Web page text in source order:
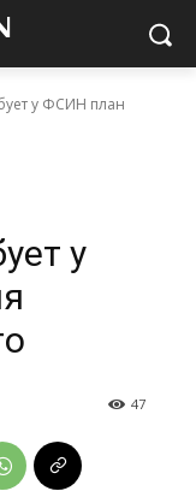
у ФСИН план
у
47